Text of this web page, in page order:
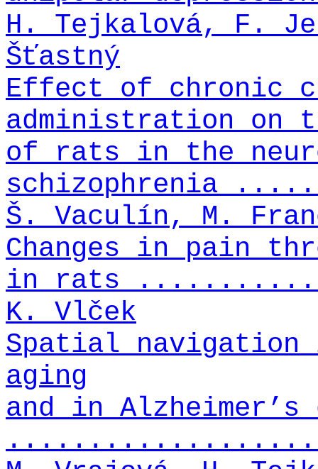
H. Tejkalová, F.
Šťastný
Effect of chronic
administration on
of rats in the
schizophrenia
Š. Vaculín, M.
Changes in pain
in rats
K. Vlček
Spatial navigation
aging
and in Alzheimer’s